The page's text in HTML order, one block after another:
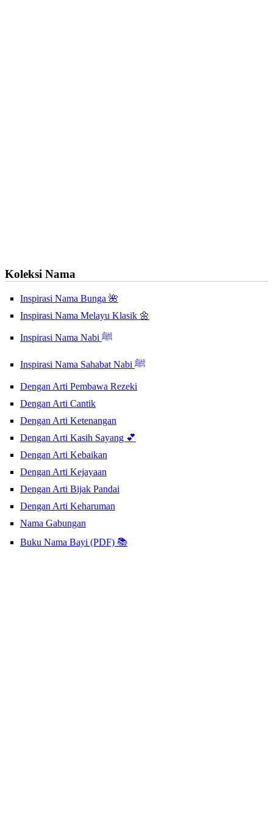
Koleksi Nama
Inspirasi Nama Bunga 🌺
Inspirasi Nama Melayu Klasik 🌼
Inspirasi Nama Nabi ﷺ
Inspirasi Nama Sahabat Nabi ﷺ
Dengan Arti Pembawa Rezeki
Dengan Arti Cantik
Dengan Arti Ketenangan
Dengan Arti Kasih Sayang 💕
Dengan Arti Kebaikan
Dengan Arti Kejayaan
Dengan Arti Bijak Pandai
Dengan Arti Keharuman
Nama Gabungan
Buku Nama Bayi (PDF) 📚